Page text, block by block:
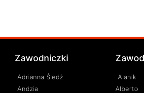
Zawodniczki
Adrianna Śledź
Andzia
Alanik
Alberto